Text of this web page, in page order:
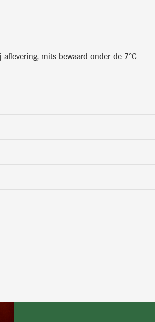
mits bewaard onder de 7°C